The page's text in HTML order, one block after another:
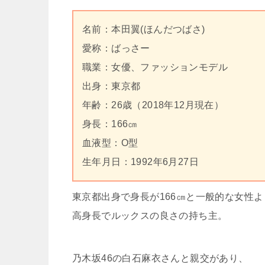
名前：本田翼(ほんだつばさ)
愛称：ばっさー
職業：女優、ファッションモデル
出身：東京都
年齢：26歳（2018年12月現在）
身長：166㎝
血液型：O型
生年月日：1992年6月27日
東京都出身で身長が166㎝と一般的な女性
高身長でルックスの良さの持ち主。
乃木坂46の白石麻衣さんと親交があり、